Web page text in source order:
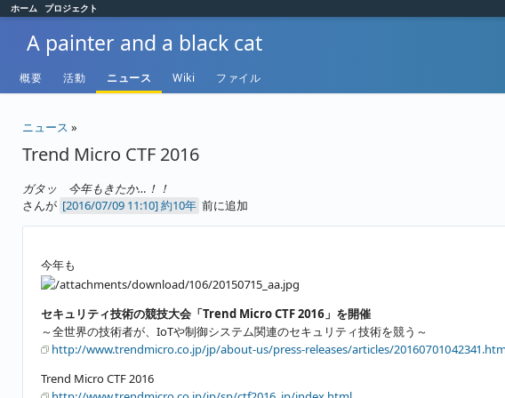
ホーム プロジェクト
A painter and a black cat
概要 活動 ニュース Wiki ファイル
ニュース »
Trend Micro CTF 2016
ガタッ 今年もきたか…！！
さんが
約10年 前に追加
今年も
セキュリティ技術の競技大会「Trend Micro CTF 2016」を開催
～全世界の技術者が、IoTや制御システム関連のセキュリティ技術を競う～
http://www.trendmicro.co.jp/jp/about-us/press-releases/articles/
Trend Micro CTF 2016